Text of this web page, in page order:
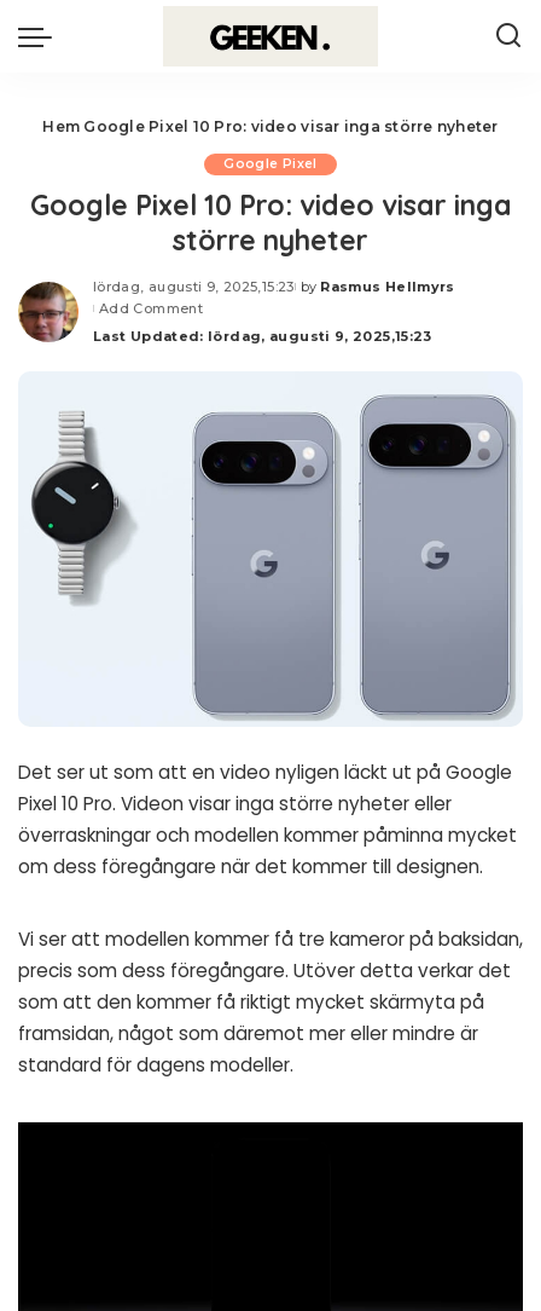
Hem Google Pixel 10 Pro: video visar inga större nyheter
Google Pixel
Google Pixel 10 Pro: video visar inga
större nyheter
lördag, augusti 9, 2025,15:23
Posted
by Rasmus Hellmyrs
Add Comment
Last Updated: lördag, augusti 9, 2025,15:23
Det ser ut som att en video nyligen läckt ut på Google
Pixel 10 Pro. Videon visar inga större nyheter eller
överraskningar och modellen kommer påminna mycket
om dess föregångare när det kommer till designen.
Vi ser att modellen kommer få tre kameror på baksidan,
precis som dess föregångare. Utöver detta verkar det
som att den kommer få riktigt mycket skärmyta på
framsidan, något som däremot mer eller mindre är
standard för dagens modeller.